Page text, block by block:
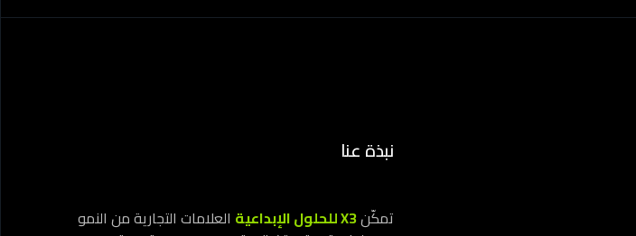
نبذة عنا
تمكّنX3 للحلول الإبداعية
العلامات التجارية من النمو